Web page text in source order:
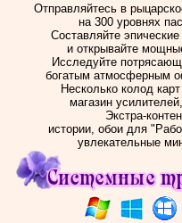
Отправляйтесь в
на 300 уровнях
Составляйте
и открывайте
Исследуйте
богатым атмосферным
Несколько колод
магазин
Экстра-
истории, обои для
увлекательные